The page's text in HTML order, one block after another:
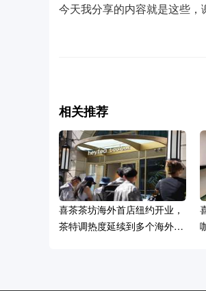
今天我分享的内容就是这些，
相关推荐
喜茶茶坊海外首店纽约开业，
茶特调热度延续到多个海外市